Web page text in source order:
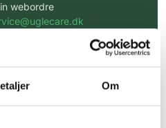
Om
webordre
(30 min. i Kbh)
priser*